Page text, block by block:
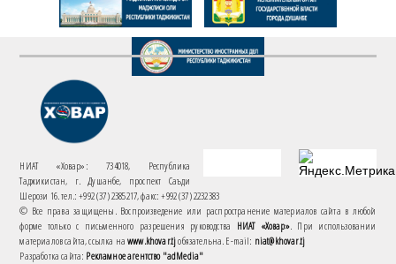
НИАТ «Ховар»: 734018, Республика
Таджикистан, г. Душанбе, проспект Саъди
Шерози 16. тел.: +992 (37) 2385217, факс: +992 (37) 2232383
© Все права защищены. Воспроизведение или распространение материалов сайта в любой
форме только с письменного разрешения руководства НИАТ «Ховар». При использовании
материалов сайта, ссылка наwww.khovar.tjобязательна. E-mail: niat@khovar.tj
Разработка сайта: Рекламное агентство "adMedia"